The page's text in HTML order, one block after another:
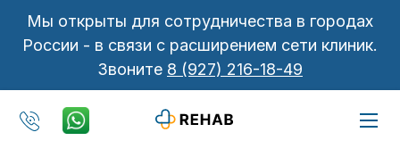
Мы открыты для сотрудничества в городах
России - в связи с расширением сети клиник.
Звоните 8 (927) 216-18-49